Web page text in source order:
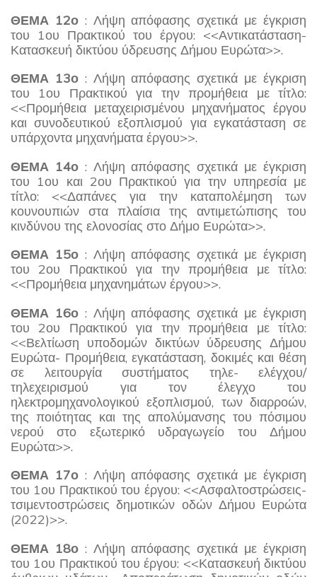
ΘΕΜΑ 12ο: Λήψη απόφασης σχετικά με έγκριση
του 1ου Πρακτικού του έργου: <<Αντικατάσταση-
Κατασκευή δικτύου ύδρευσης Δήμου Ευρώτα>>.
ΘΕΜΑ 13ο: Λήψη απόφασης σχετικά με έγκριση
του 1ου Πρακτικού για την προμήθεια με τίτλο:
<<Προμήθεια μεταχειρισμένου μηχανήματος έργου
και συνοδευτικού εξοπλισμού για εγκατάσταση σε
υπάρχοντα μηχανήματα έργου>>.
ΘΕΜΑ 14ο: Λήψη απόφασης σχετικά με έγκριση
του 1ου και 2ου Πρακτικού για την υπηρεσία με
τίτλο: <<Δαπάνες για την καταπολέμηση των
κουνουπιών στα πλαίσια της αντιμετώπισης του
κινδύνου της ελονοσίας στο Δήμο Ευρώτα>>.
ΘΕΜΑ 15ο: Λήψη απόφασης σχετικά με έγκριση
του 2ου Πρακτικού για την προμήθεια με τίτλο:
<<Προμήθεια μηχανημάτων έργου>>.
ΘΕΜΑ 16ο: Λήψη απόφασης σχετικά με έγκριση
του 2ου Πρακτικού για την προμήθεια με τίτλο:
<<Βελτίωση υποδομών δικτύων ύδρευσης Δήμου
Ευρώτα- Προμήθεια, εγκατάσταση, δοκιμές και θέση
σε λειτουργία συστήματος τηλε- ελέγχου/
τηλεχειρισμού για τον έλεγχο του
ηλεκτρομηχανολογικού εξοπλισμού, των διαρροών,
της ποιότητας και της απολύμανσης του πόσιμου
νερού στο εξωτερικό υδραγωγείο του Δήμου
Ευρώτα>>.
ΘΕΜΑ 17ο: Λήψη απόφασης σχετικά με έγκριση
του 1ου Πρακτικού του έργου: <<Ασφαλτοστρώσεις-
τσιμεντοστρώσεις δημοτικών οδών Δήμου Ευρώτα
(2022)>>.
ΘΕΜΑ 18ο: Λήψη απόφασης σχετικά με έγκριση
του 1ου Πρακτικού του έργου: <<Κατασκευή δικτύου